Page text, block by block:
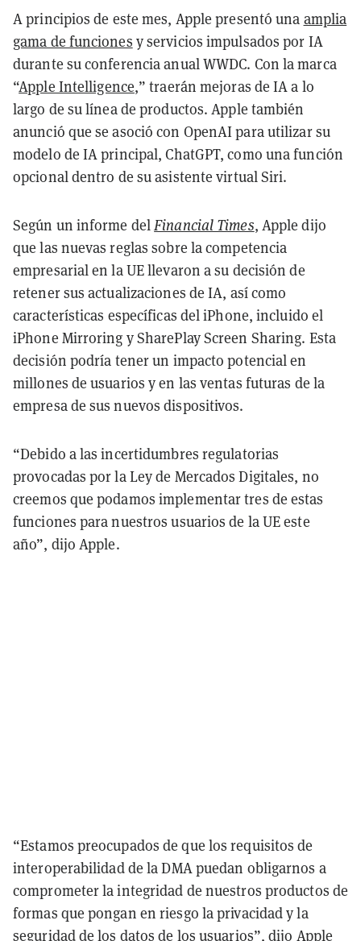
A principios de este mes, Apple presentó una amplia
gama de funciones y servicios impulsados por IA
durante su conferencia anual WWDC. Con la marca
“Apple Intelligence,” traerán mejoras de IA a lo
largo de su línea de productos. Apple también
anunció que se asoció con OpenAI para utilizar su
modelo de IA principal, ChatGPT, como una función
opcional dentro de su asistente virtual Siri.
Según un informe delFinancial Times, Apple dijo
que las nuevas reglas sobre la competencia
empresarial en la UE llevaron a su decisión de
retener sus actualizaciones de IA, así como
características específicas del iPhone, incluido el
iPhone Mirroring y SharePlay Screen Sharing. Esta
decisión podría tener un impacto potencial en
millones de usuarios y en las ventas futuras de la
empresa de sus nuevos dispositivos.
“Debido a las incertidumbres regulatorias
provocadas por la Ley de Mercados Digitales, no
creemos que podamos implementar tres de estas
funciones para nuestros usuarios de la UE este
año”, dijo Apple.
“Estamos preocupados de que los requisitos de
interoperabilidad de la DMA puedan obligarnos a
comprometer la integridad de nuestros productos de
formas que pongan en riesgo la privacidad y la
seguridad de los datos de los usuarios”, dijo Apple